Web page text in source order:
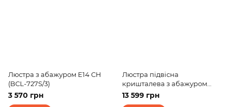
Люстра з абажуром E14 CH
(BCL-727S/3)
3 570 грн
Люстра підвісна
кришталева з абажуром
E14 40W CH (BCL-384S/8)
13 599 грн